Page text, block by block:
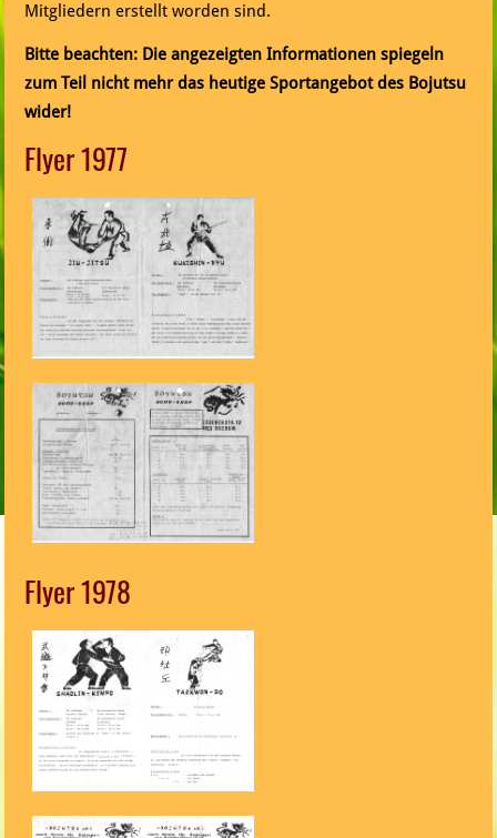
Mitgliedern erstellt worden sind.
Bitte beachten: Die angezeigten Informationen spiegeln
zum Teil nicht mehr das heutige Sportangebot des Bojutsu
wider!
Flyer 1977
Flyer 1978